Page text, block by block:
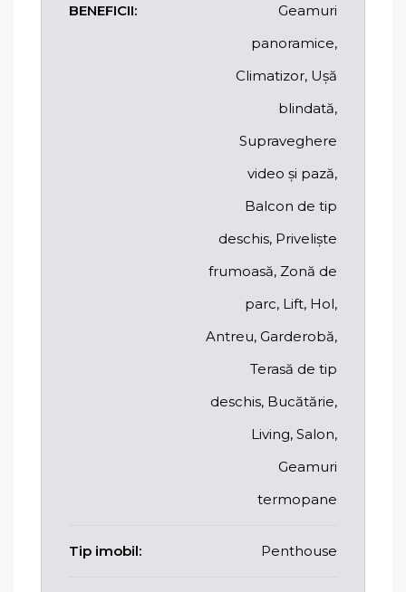
BENEFICII:
Geamuri
panoramice,
Climatizor, Ușă
blindată,
Supraveghere
video și pază,
Balcon de tip
deschis, Priveliște
frumoasă, Zonă de
parc, Lift, Hol,
Antreu, Garderobă,
Terasă de tip
deschis, Bucătărie,
Living, Salon,
Geamuri
termopane
Tip imobil: Penthouse